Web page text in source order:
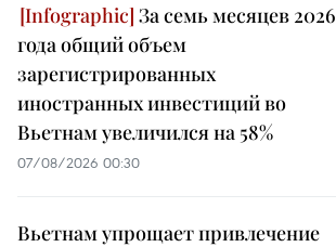
За семь месяцев 2026
года общий объем
зарегистрированных
иностранных инвестиций во
Вьетнам увеличился на 58%
07/08/2026 00:30
Вьетнам упрощает привлечение